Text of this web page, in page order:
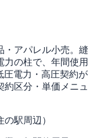
・アパレル小売。縫
力の柱で、年間使用
圧電力・高圧契約が
区分・単価メニュ
駅周辺）